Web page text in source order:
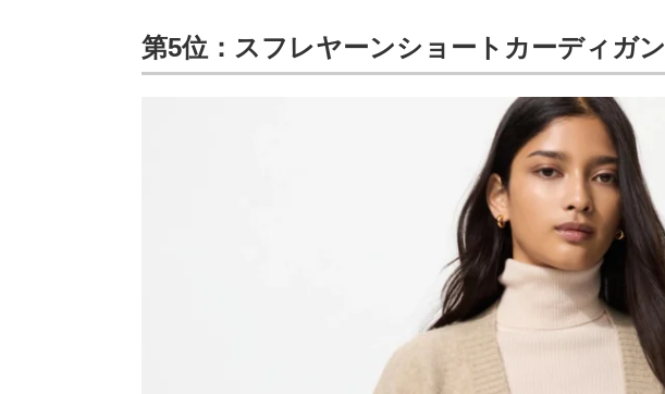
第5位：スフレヤーンショートカーディガン